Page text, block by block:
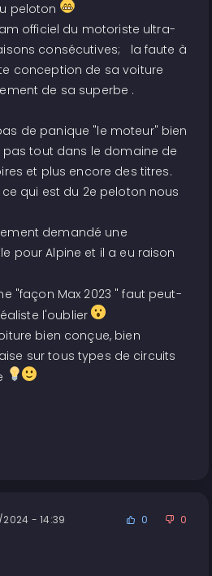
peloton
officiel du motoriste ultra-
consécutives; la faute à
conception de sa voiture
de sa superbe .
de panique "le moteur" bien
tout dans le domaine de
et plus encore des titres.
ce qui est du 2e peloton nous
demandé une
pour Alpine et il a eu raison
"façon Max 2023 " faut peut-
l'oublier
bien conçue, bien
sur tous types de circuits
- 14:39 0 0